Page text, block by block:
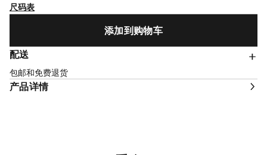
尺码表
添加到购物车
配送
包邮和免费退货
产品详情